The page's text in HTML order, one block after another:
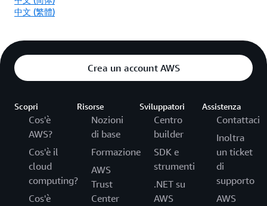
中文 (繁體)
Crea un account AWS
Scopri
Cos'è
AWS?
Cos'è il
cloud
computing?
Cos'è
Risorse
Nozioni
di base
Formazione
AWS
Trust
Center
Sviluppatori
Centro
builder
SDK e
strumenti
.NET su
AWS
Assistenza
Contattaci
Inoltra
un ticket
di
supporto
AWS